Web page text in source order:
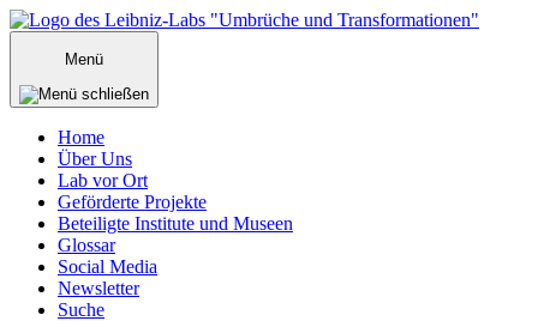
Zum
Inhalt
springenMenü
Home
Über Uns
Lab vor Ort
Geförderte Projekte
Beteiligte Institute und Museen
Glossar
Social Media
Newsletter
Suche